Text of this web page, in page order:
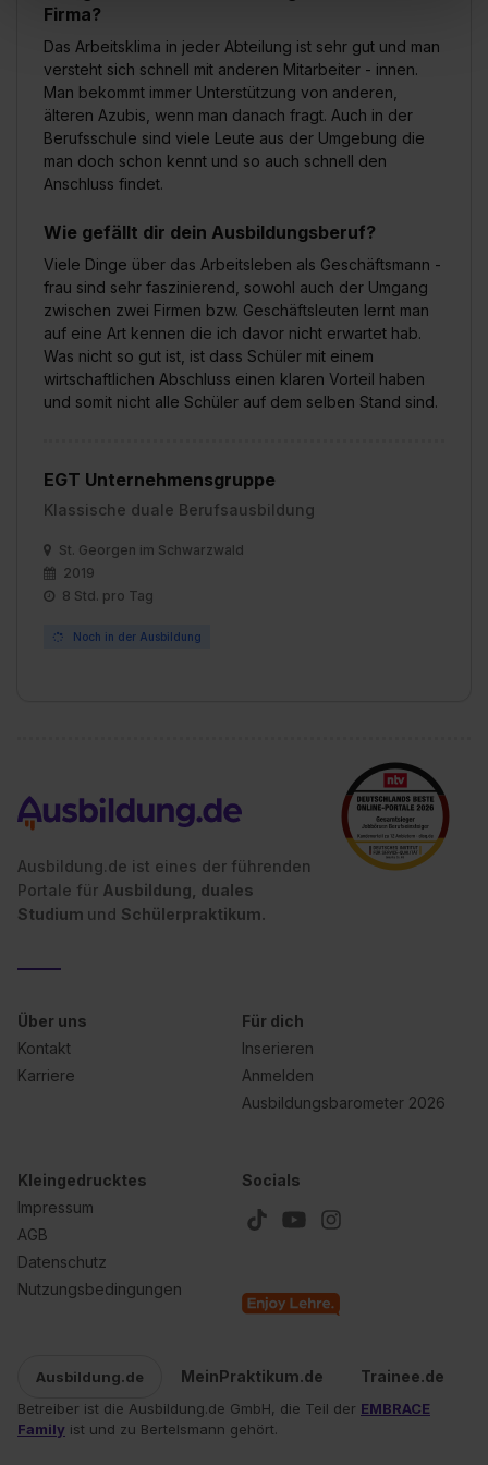
„Social Media und Marketing“ bist du auch damit
einverstanden, dass dir nach Setzen der Cookies externe
Inhalte (z.B. Videos oder Posts) angezeigt und hierfür
erforderliche personenbezogene Daten an Social Media
Dienste, ggfs. mit Sitz in den USA, übermittelt werden.
Eine Erlaubnis hierfür kannst du auch später noch im
Einzelfall bei dem jeweiligen Inhalt erteilen. Willst du nur
Auswahl über die Checkboxen und klick auf „Auswahl
erlauben“. Die Einwilligung zur Platzierung von Cookies
der Kategorien „Präferenzen“, „Statistiken“ und „Social
Media und Marketing“ umfasst hierbei die Einwilligung
zur Übermittlung deiner Daten in die USA (Art. 49 Abs. 1
S. 1 lit. a) DS-GVO). Die USA verfügen über kein
angemessenes Datenschutzniveau (EuGH – Schrems
Datenschutzerklärung unter dem Punkt „Datenschutz-
einzelnen Cookies findest du durch Klick auf „Details
zeigen“. Weitere Informationen:
Impressum
Firma?
Das Arbeitsklima in jeder Abteilung ist sehr gut und man
versteht sich schnell mit anderen Mitarbeiter - innen.
Man bekommt immer Unterstützung von anderen,
älteren Azubis, wenn man danach fragt. Auch in der
Berufsschule sind viele Leute aus der Umgebung die
man doch schon kennt und so auch schnell den
Anschluss findet.
Wie gefällt dir dein Ausbildungsberuf?
Viele Dinge über das Arbeitsleben als Geschäftsmann -
frau sind sehr faszinierend, sowohl auch der Umgang
zwischen zwei Firmen bzw. Geschäftsleuten lernt man
auf eine Art kennen die ich davor nicht erwartet hab.
Was nicht so gut ist, ist dass Schüler mit einem
wirtschaftlichen Abschluss einen klaren Vorteil haben
und somit nicht alle Schüler auf dem selben Stand sind.
EGT Unternehmensgruppe
Klassische duale Berufsausbildung
St. Georgen im Schwarzwald
2019
8 Std. pro Tag
Noch in der Ausbildung
Ausbildung.de ist eines der führenden
Portale für Ausbildung, duales
Studium und Schülerpraktikum.
Über uns
Kontakt
Karriere
Für dich
Inserieren
Anmelden
Ausbildungsbarometer 2026
Kleingedrucktes
Impressum
AGB
Datenschutz
Nutzungsbedingungen
Socials
Ausbildung.de MeinPraktikum.de Trainee.de
Betreiber ist die Ausbildung.de GmbH, die Teil der EMBRACE
Family ist und zu Bertelsmann gehört.